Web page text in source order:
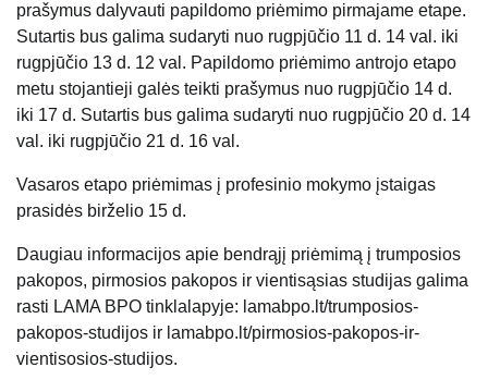
prašymus dalyvauti papildomo priėmimo pirmajame etape.
Sutartis bus galima sudaryti nuo rugpjūčio 11 d. 14 val. iki
rugpjūčio 13 d. 12 val. Papildomo priėmimo antrojo etapo
metu stojantieji galės teikti prašymus nuo rugpjūčio 14 d.
iki 17 d. Sutartis bus galima sudaryti nuo rugpjūčio 20 d. 14
val. iki rugpjūčio 21 d. 16 val.
Vasaros etapo priėmimas į profesinio mokymo įstaigas
prasidės birželio 15 d.
Daugiau informacijos apie bendrąjį priėmimą į trumposios
pakopos, pirmosios pakopos ir vientisąsias studijas galima
rasti LAMA BPO tinklalapyje: lamabpo.lt/trumposios-
pakopos-studijos ir lamabpo.lt/pirmosios-pakopos-ir-
vientisosios-studijos.